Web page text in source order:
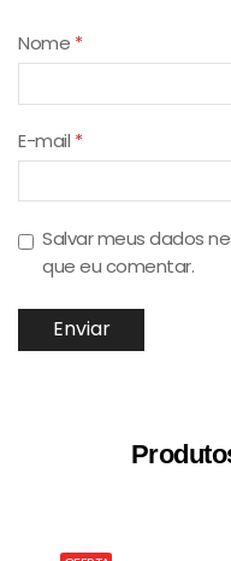
Nome *
E-mail *
Salvar meus dados
que eu comentar.